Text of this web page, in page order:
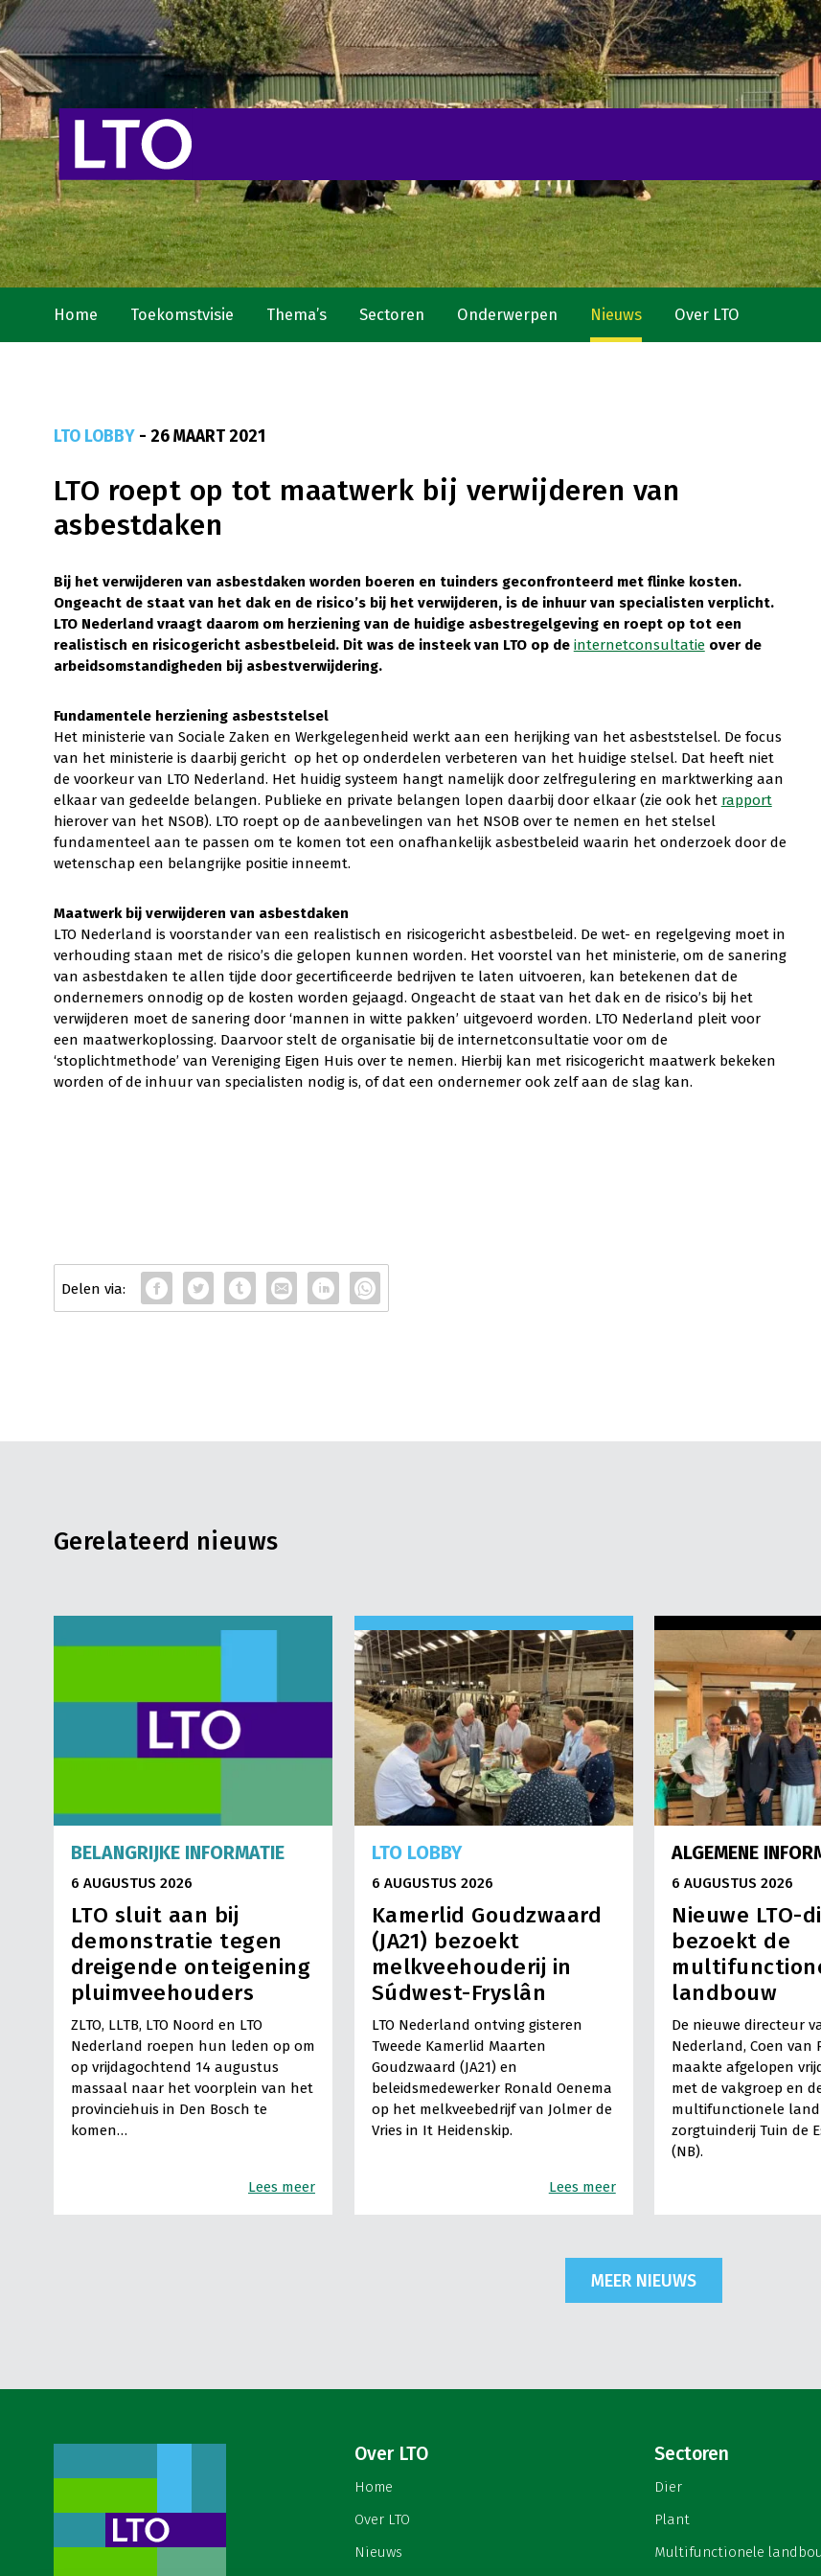
Home Toekomstvisie Thema’s Sectoren Onderwerpen Nieuws Over LTO
LTO LOBBY- 26 MAART 2021
LTO roept op tot maatwerk bij verwijderen van
asbestdaken
Bij het verwijderen van asbestdaken worden boeren en tuinders geconfronteerd met flinke kosten.
Ongeacht de staat van het dak en de risico’s bij het verwijderen, is de inhuur van specialisten verplicht.
LTO Nederland vraagt daarom om herziening van de huidige asbestregelgeving en roept op tot een
realistisch en risicogericht asbestbeleid. Dit was de insteek van LTO op de internetconsultatieover de
arbeidsomstandigheden bij asbestverwijdering.
Fundamentele herziening asbeststelsel
Het ministerie van Sociale Zaken en Werkgelegenheid werkt aan een herijking van het asbeststelsel. De focus
van het ministerie is daarbij gericht op het op onderdelen verbeteren van het huidige stelsel. Dat heeft niet
de voorkeur van LTO Nederland. Het huidig systeem hangt namelijk door zelfregulering en marktwerking aan
elkaar van gedeelde belangen. Publieke en private belangen lopen daarbij door elkaar (zie ook het rapport
hierover van het NSOB). LTO roept op de aanbevelingen van het NSOB over te nemen en het stelsel
fundamenteel aan te passen om te komen tot een onafhankelijk asbestbeleid waarin het onderzoek door de
wetenschap een belangrijke positie inneemt.
Maatwerk bij verwijderen van asbestdaken
LTO Nederland is voorstander van een realistisch en risicogericht asbestbeleid. De wet- en regelgeving moet in
verhouding staan met de risico’s die gelopen kunnen worden. Het voorstel van het ministerie, om de sanering
van asbestdaken te allen tijde door gecertificeerde bedrijven te laten uitvoeren, kan betekenen dat de
ondernemers onnodig op de kosten worden gejaagd. Ongeacht de staat van het dak en de risico’s bij het
verwijderen moet de sanering door ‘mannen in witte pakken’ uitgevoerd worden. LTO Nederland pleit voor
een maatwerkoplossing. Daarvoor stelt de organisatie bij de internetconsultatie voor om de
‘stoplichtmethode’ van Vereniging Eigen Huis over te nemen. Hierbij kan met risicogericht maatwerk bekeken
worden of de inhuur van specialisten nodig is, of dat een ondernemer ook zelf aan de slag kan.
Gerelateerd nieuws
BELANGRIJKE INFORMATIE
6 AUGUSTUS 2026
LTO sluit aan bij
demonstratie tegen
dreigende onteigening
pluimveehouders
ZLTO, LLTB, LTO Noord en LTO
Nederland roepen hun leden op om
op vrijdagochtend 14 augustus
massaal naar het voorplein van het
provinciehuis in Den Bosch te
komen…
Lees meer
LTO LOBBY
6 AUGUSTUS 2026
Kamerlid Goudzwaard
(JA21) bezoekt
melkveehouderij in
Súdwest-Fryslân
LTO Nederland ontving gisteren
Tweede Kamerlid Maarten
Goudzwaard (JA21) en
beleidsmedewerker Ronald Oenema
op het melkveebedrijf van Jolmer de
Vries in It Heidenskip.
Lees meer
ALGEMENE
6 AUGUSTUS 2026
Nieuwe LTO-
bezoekt de
landbouw
De nieuwe directeur
Nederland, Coen van
maakte afgelopen
met de vakgroep en
multifunctionele
zorgtuinderij Tuin de
(NB).
MEER NIEUWS
Over LTO
Home
Over LTO
Nieuws
Sectoren
Dier
Plant
Multifunctionele